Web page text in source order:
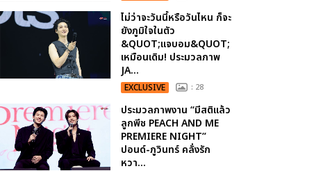
ไม่ว่าจะวันนี้หรือวันไหน ก็จะ
ยังภูมิใจในตัว
&QUOT;แจบอม&QUOT;
เหมือนเดิม! ประมวลภาพ
JA...
EXCLUSIVE : 28
ประมวลภาพงาน “มีสติแล้ว
ลูกพีช PEACH AND ME
PREMIERE NIGHT”
ปอนด์-ภูวินทร์ คลั่งรัก
หวา...